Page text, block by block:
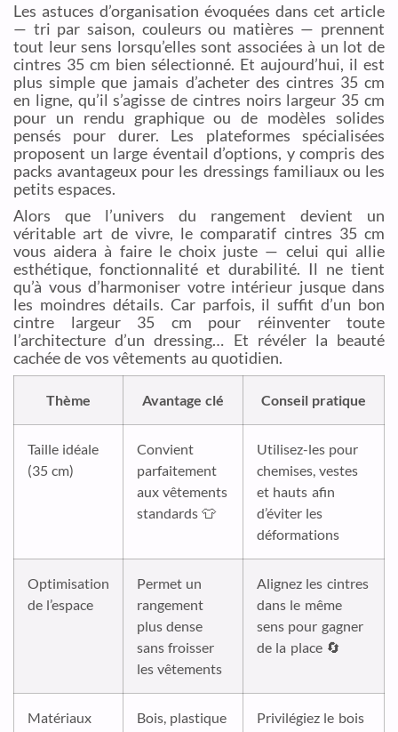
Les astuces d’organisation évoquées dans cet article
— tri par saison, couleurs ou matières — prennent
tout leur sens lorsqu’elles sont associées à un lot de
cintres 35 cm bien sélectionné. Et aujourd’hui, il est
plus simple que jamais d’acheter des cintres 35 cm
en ligne, qu’il s’agisse de cintres noirs largeur 35 cm
pour un rendu graphique ou de modèles solides
pensés pour durer. Les plateformes spécialisées
proposent un large éventail d’options, y compris des
packs avantageux pour les dressings familiaux ou les
petits espaces.
Alors que l’univers du rangement devient un
véritable art de vivre, le comparatif cintres 35 cm
vous aidera à faire le choix juste — celui qui allie
esthétique, fonctionnalité et durabilité. Il ne tient
qu’à vous d’harmoniser votre intérieur jusque dans
les moindres détails. Car parfois, il suffit d’un bon
cintre largeur 35 cm pour réinventer toute
l’architecture d’un dressing… Et révéler la beauté
cachée de vos vêtements au quotidien.
Thème Avantage clé Conseil pratique
Taille idéale
(35 cm)
Convient
parfaitement
aux vêtements
standards 👕
Utilisez-les pour
chemises, vestes
et hauts afin
d’éviter les
déformations
Optimisation
de l’espace
Permet un
rangement
plus dense
sans froisser
les vêtements
Alignez les cintres
dans le même
sens pour gagner
de la place 🔄
Matériaux
Bois, plastique
Privilégiez le bois